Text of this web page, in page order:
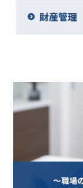
財産管理